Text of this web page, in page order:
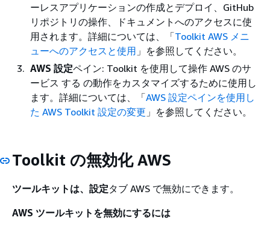
ーレスアプリケーションの作成とデプロイ、GitHub
リポジトリの操作、ドキュメントへのアクセスに使
用されます。詳細については、「Toolkit AWS メニ
ューへのアクセスと使用 」を参照してください。
AWS 設定ペイン: Toolkit を使用して操作 AWS のサ
ービス する の動作をカスタマイズするために使用し
ます。詳細については、「AWS 設定ペインを使用し
た AWS Toolkit 設定の変更 」を参照してください。
Toolkit の無効化 AWS
ツールキットは、設定タブ AWS で無効にできます。
AWS ツールキットを無効にするには